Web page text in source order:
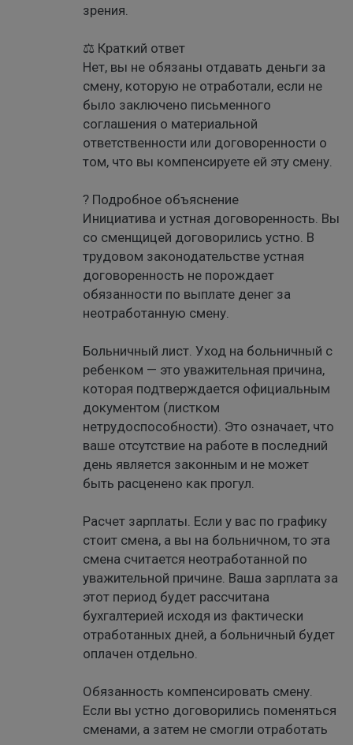
зрения.
⚖️ Краткий ответ
Нет, вы не обязаны отдавать деньги за
смену, которую не отработали, если не
было заключено письменного
соглашения о материальной
ответственности или договоренности о
том, что вы компенсируете ей эту смену.
? Подробное объяснение
Инициатива и устная договоренность. Вы
со сменщицей договорились устно. В
трудовом законодательстве устная
договоренность не порождает
обязанности по выплате денег за
неотработанную смену.
Больничный лист. Уход на больничный с
ребенком — это уважительная причина,
которая подтверждается официальным
документом (листком
нетрудоспособности). Это означает, что
ваше отсутствие на работе в последний
день является законным и не может
быть расценено как прогул.
Расчет зарплаты. Если у вас по графику
стоит смена, а вы на больничном, то эта
смена считается неотработанной по
уважительной причине. Ваша зарплата за
этот период будет рассчитана
бухгалтерией исходя из фактически
отработанных дней, а больничный будет
оплачен отдельно.
Обязанность компенсировать смену.
Если вы устно договорились поменяться
сменами, а затем не смогли отработать